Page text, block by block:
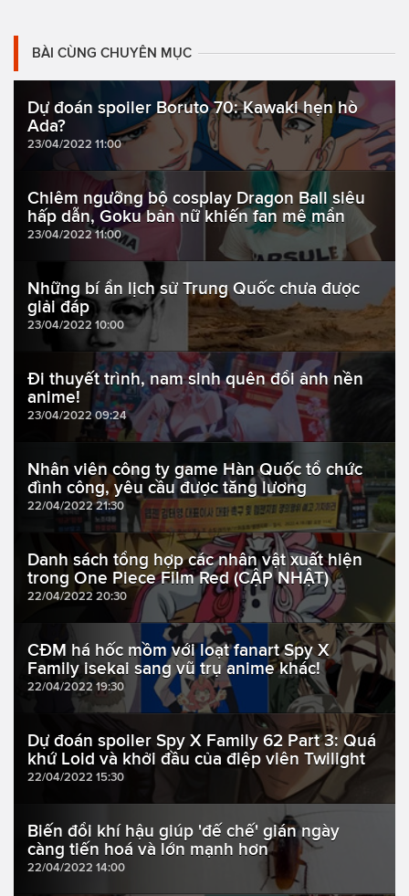
BÀI CÙNG CHUYÊN MỤC
Dự đoán spoiler Boruto 70: Kawaki hẹn hò
Ada?
23/04/2022 11:00
Chiêm ngưỡng bộ cosplay Dragon Ball siêu
hấp dẫn, Goku bản nữ khiến fan mê mẩn
23/04/2022 11:00
Những bí ẩn lịch sử Trung Quốc chưa được
giải đáp
23/04/2022 10:00
Đi thuyết trình, nam sinh quên đổi ảnh nền
anime!
23/04/2022 09:24
Nhân viên công ty game Hàn Quốc tổ chức
đình công, yêu cầu được tăng lương
22/04/2022 21:30
Danh sách tổng hợp các nhân vật xuất hiện
trong One Piece Film Red (CẬP NHẬT)
22/04/2022 20:30
CĐM há hốc mồm với loạt fanart Spy X
Family isekai sang vũ trụ anime khác!
22/04/2022 19:30
Dự đoán spoiler Spy X Family 62 Part 3: Quá
khứ Loid và khởi đầu của điệp viên Twilight
22/04/2022 15:30
Biến đổi khí hậu giúp 'đế chế' gián ngày
càng tiến hoá và lớn mạnh hơn
22/04/2022 14:00